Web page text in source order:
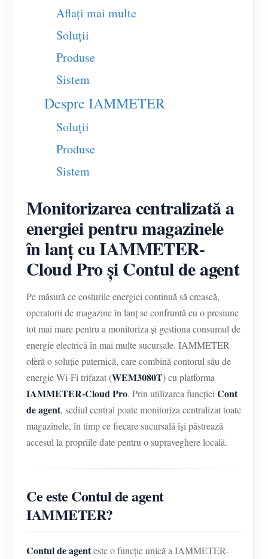
Aflați mai multe
Soluții
Produse
Sistem
Despre IAMMETER
Soluții
Produse
Sistem
Monitorizarea centralizată a
energiei pentru magazinele
în lanț cu IAMMETER-
Cloud Pro și Contul de agent
Pe măsură ce costurile energiei continuă să crească,
operatorii de magazine în lanț se confruntă cu o presiune
tot mai mare pentru a monitoriza și gestiona consumul de
energie electrică în mai multe sucursale. IAMMETER
oferă o soluție puternică, care combină contorul său de
energie Wi-Fi trifazat (WEM3080T) cu platforma
IAMMETER-Cloud Pro. Prin utilizarea funcțieiCont
de agent, sediul central poate monitoriza centralizat toate
magazinele, în timp ce fiecare sucursală își păstrează
accesul la propriile date pentru o supraveghere locală.
Ce este Contul de agent
IAMMETER?
Contul de agenteste o funcție unică a IAMMETER-